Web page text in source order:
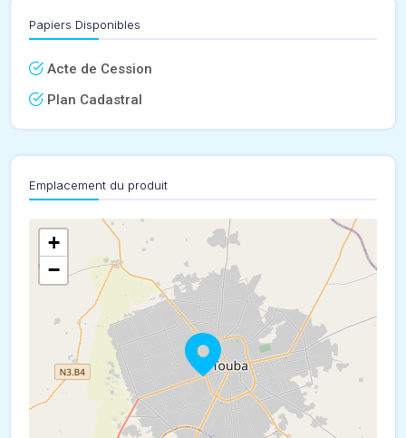
Papiers Disponibles
Acte de Cession
Plan Cadastral
Emplacement du produit
+
−